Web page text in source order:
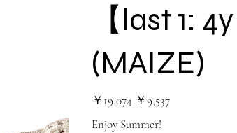
【last 1:
(MAIZE)
元
の
格
￥19,074
セ
ー
価
￥9,537
Enjoy Summer!